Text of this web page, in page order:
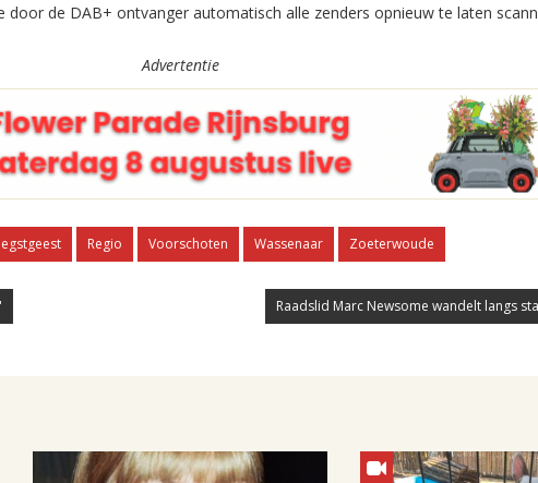
de DAB+ ontvanger automatisch alle zenders opnieuw te laten
Advertentie
Regio Voorschoten Wassenaar Zoeterwoude
Raadslid Marc Newsome wandelt langs